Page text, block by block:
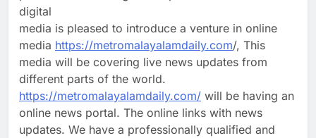
digital
media is pleased to introduce a venture in online
media https://metromalayalamdaily.com/, This
media will be covering live news updates from
different parts of the world.
https://metromalayalamdaily.com/ will be having an
online news portal. The online links with news
updates. We have a professionally qualified and